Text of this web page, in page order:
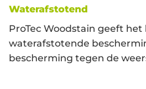
Waterafstotend
ProTec Woodstain geeft
waterafstotende
bescherming tegen de